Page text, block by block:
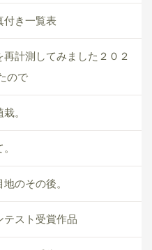
付き一覧表
計測してみました２０２
ので
。
のその後。
スト受賞作品